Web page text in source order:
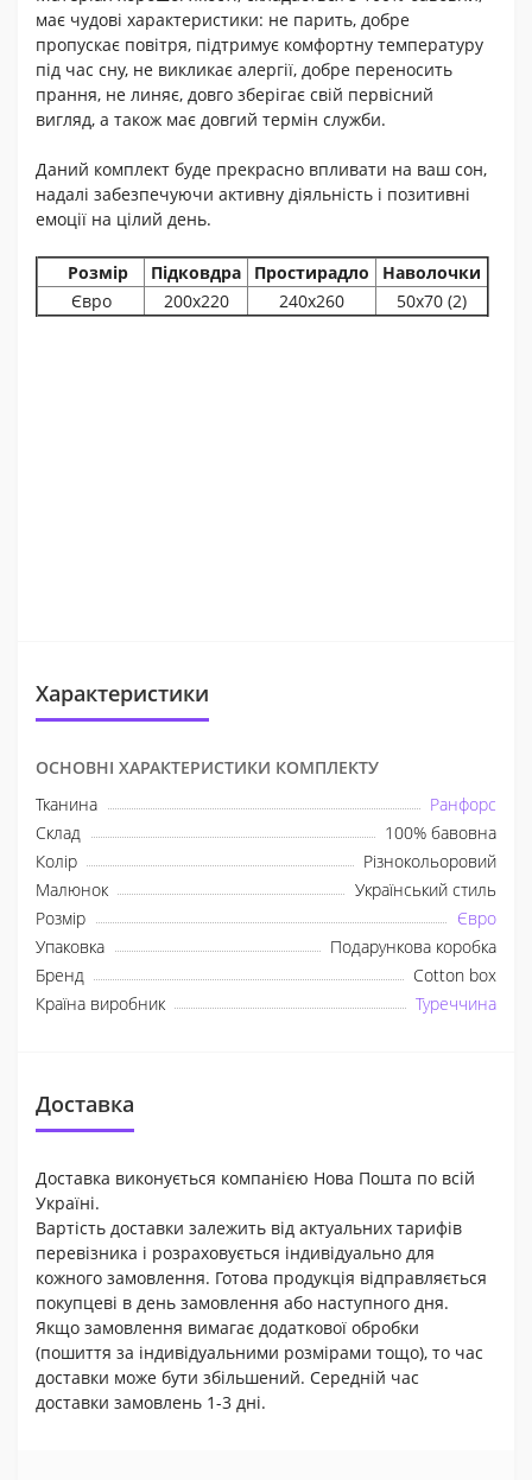
має чудові характеристики: не парить, добре
пропускає повітря, підтримує комфортну температуру
під час сну, не викликає алергії, добре переносить
прання, не линяє, довго зберігає свій первісний
вигляд, а також має довгий термін служби.
Даний комплект буде прекрасно впливати на ваш сон,
надалі забезпечуючи активну діяльність і позитивні
емоції на цілий день.
Розмір Підковдра Простирадло
Наволочки
Євро
200х220 240х260 50х70 (2)
Характеристики
ОСНОВНІ ХАРАКТЕРИСТИКИ КОМПЛЕКТУ
Тканина
Ранфорс
Склад
100% бавовна
Колір
Різнокольоровий
Малюнок
Український стиль
Розмір
Євро
Упаковка
Подарункова коробка
Бренд
Cotton box
Країна виробник
Туреччина
Доставка
Доставка виконується компанією Нова Пошта по всій
Україні.
Вартість доставки залежить від актуальних тарифів
перевізника і розраховується індивідуально для
кожного замовлення. Готова продукція відправляється
покупцеві в день замовлення або наступного дня.
Якщо замовлення вимагає додаткової обробки
(пошиття за індивідуальними розмірами тощо), то час
доставки може бути збільшений. Середній час
доставки замовлень 1-3 дні.